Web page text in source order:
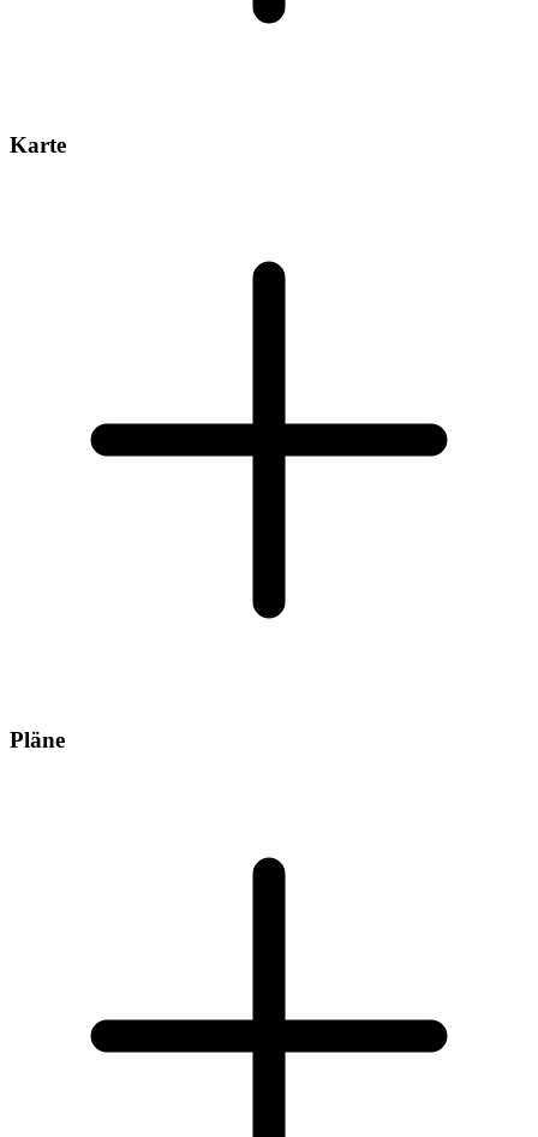
Karte
Pläne